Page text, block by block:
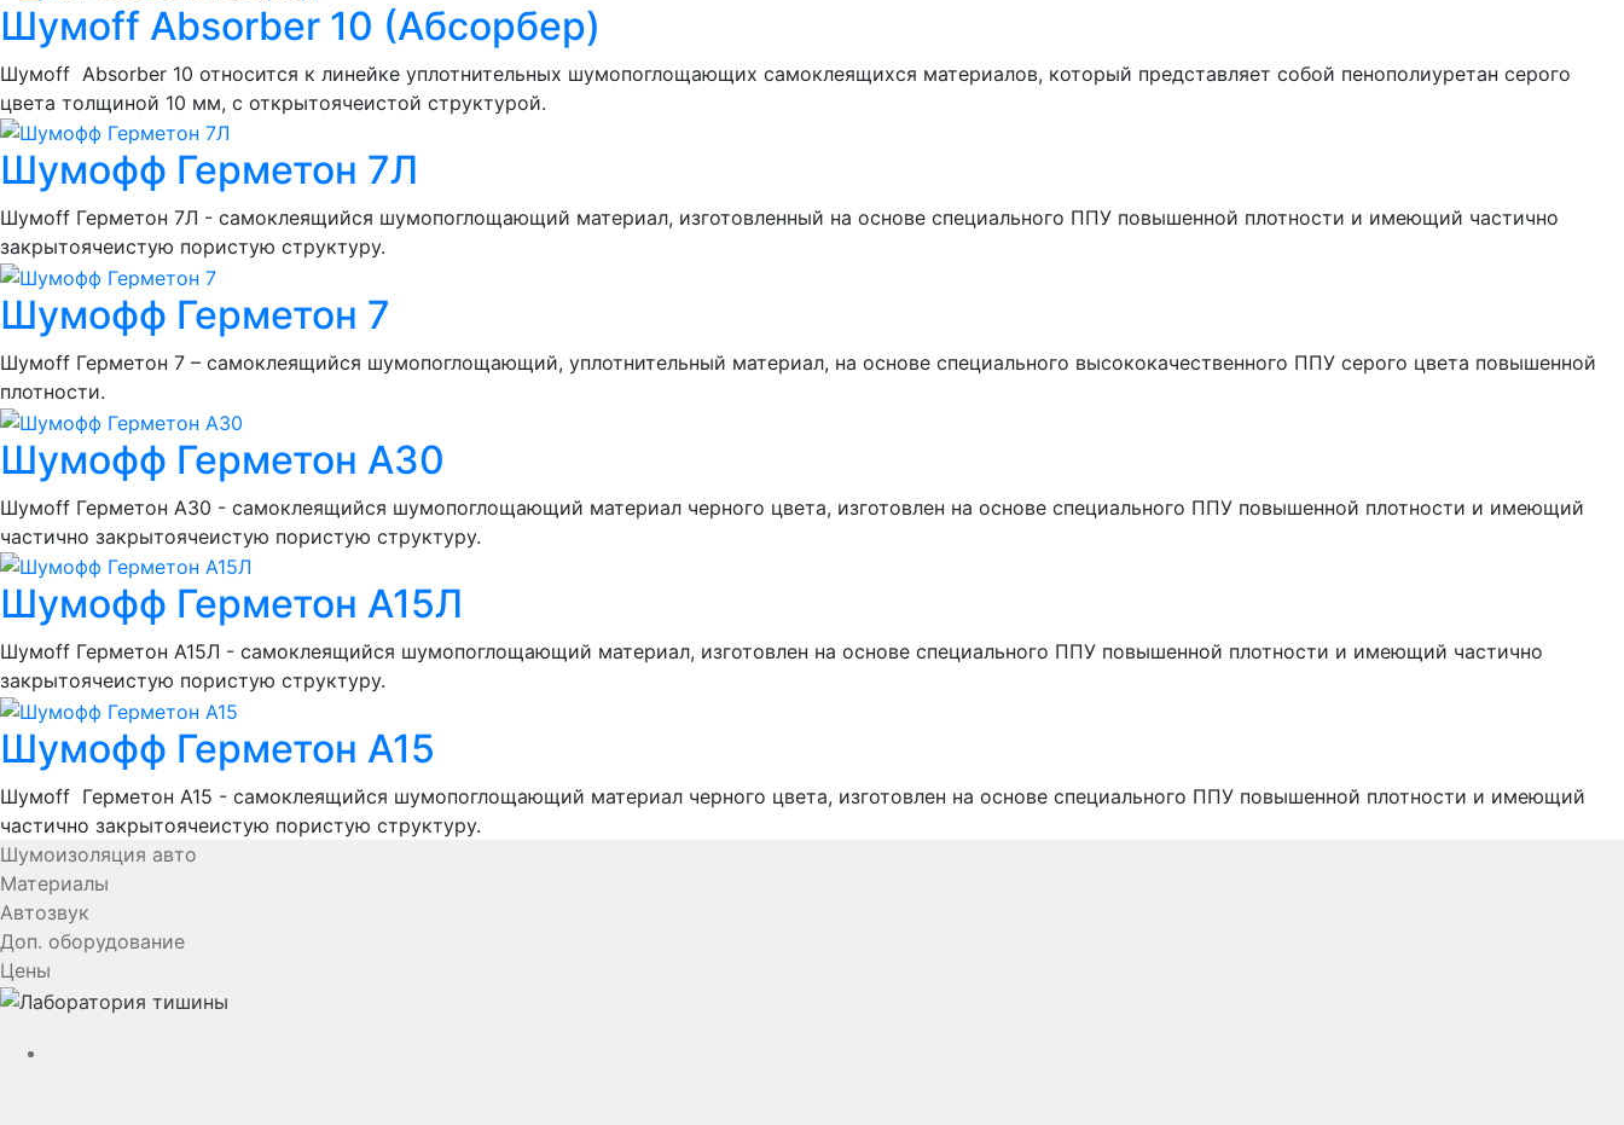
Шумoff Absorber 10 (Абсорбер)
Шумоff Absorber 10 относится к линейке уплотнительных шумопоглощающих самоклеящихся материалов, который представляет собой пенополиуретан серого
цвета толщиной 10 мм, с открытоячеистой структурой.
Шумофф Герметон 7Л
Шумоff Герметон 7Л - самоклеящийся шумопоглощающий материал, изготовленный на основе специального ППУ повышенной плотности и имеющий частично
закрытоячеистую пористую структуру.
Шумофф Герметон 7
Шумоff Герметон 7 – самоклеящийся шумопоглощающий, уплотнительный материал, на основе специального высококачественного ППУ серого цвета повышенной
плотности.
Шумофф Герметон А30
Шумоff Герметон А30 - самоклеящийся шумопоглощающий материал черного цвета, изготовлен на основе специального ППУ повышенной плотности и имеющий
частично закрытоячеистую пористую структуру.
Шумофф Герметон А15Л
Шумоff Герметон А15Л - самоклеящийся шумопоглощающий материал, изготовлен на основе специального ППУ повышенной плотности и имеющий частично
закрытоячеистую пористую структуру.
Шумофф Герметон А15
Шумоff Герметон А15 - самоклеящийся шумопоглощающий материал черного цвета, изготовлен на основе специального ППУ повышенной плотности и имеющий
частично закрытоячеистую пористую структуру.
Шумоизоляция авто
Материалы
Автозвук
Доп. оборудование
Цены